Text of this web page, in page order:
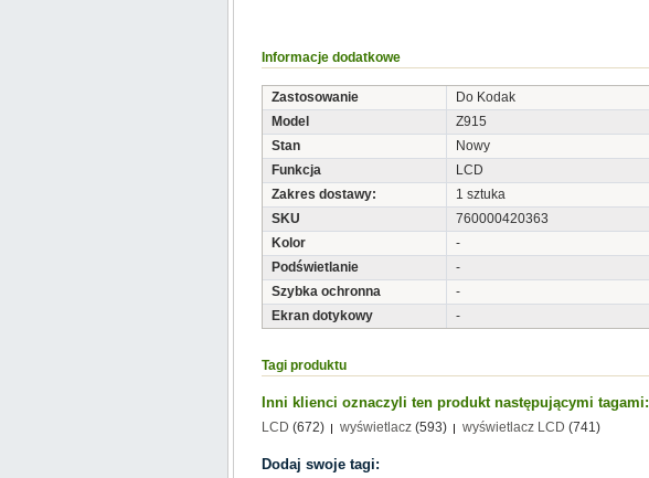
Informacje dodatkowe
Zastosowanie
Do Kodak
Model
Z915
Stan
Nowy
Funkcja
LCD
Zakres dostawy:
1 sztuka
SKU
760000420363
Kolor
-
Podświetlanie
-
Szybka ochronna
-
Ekran dotykowy
-
Tagi produktu
Inni klienci oznaczyli ten produkt następującymi tagami:
LCD (672) wyświetlacz (593) wyświetlacz LCD (741)
Dodaj swoje tagi: